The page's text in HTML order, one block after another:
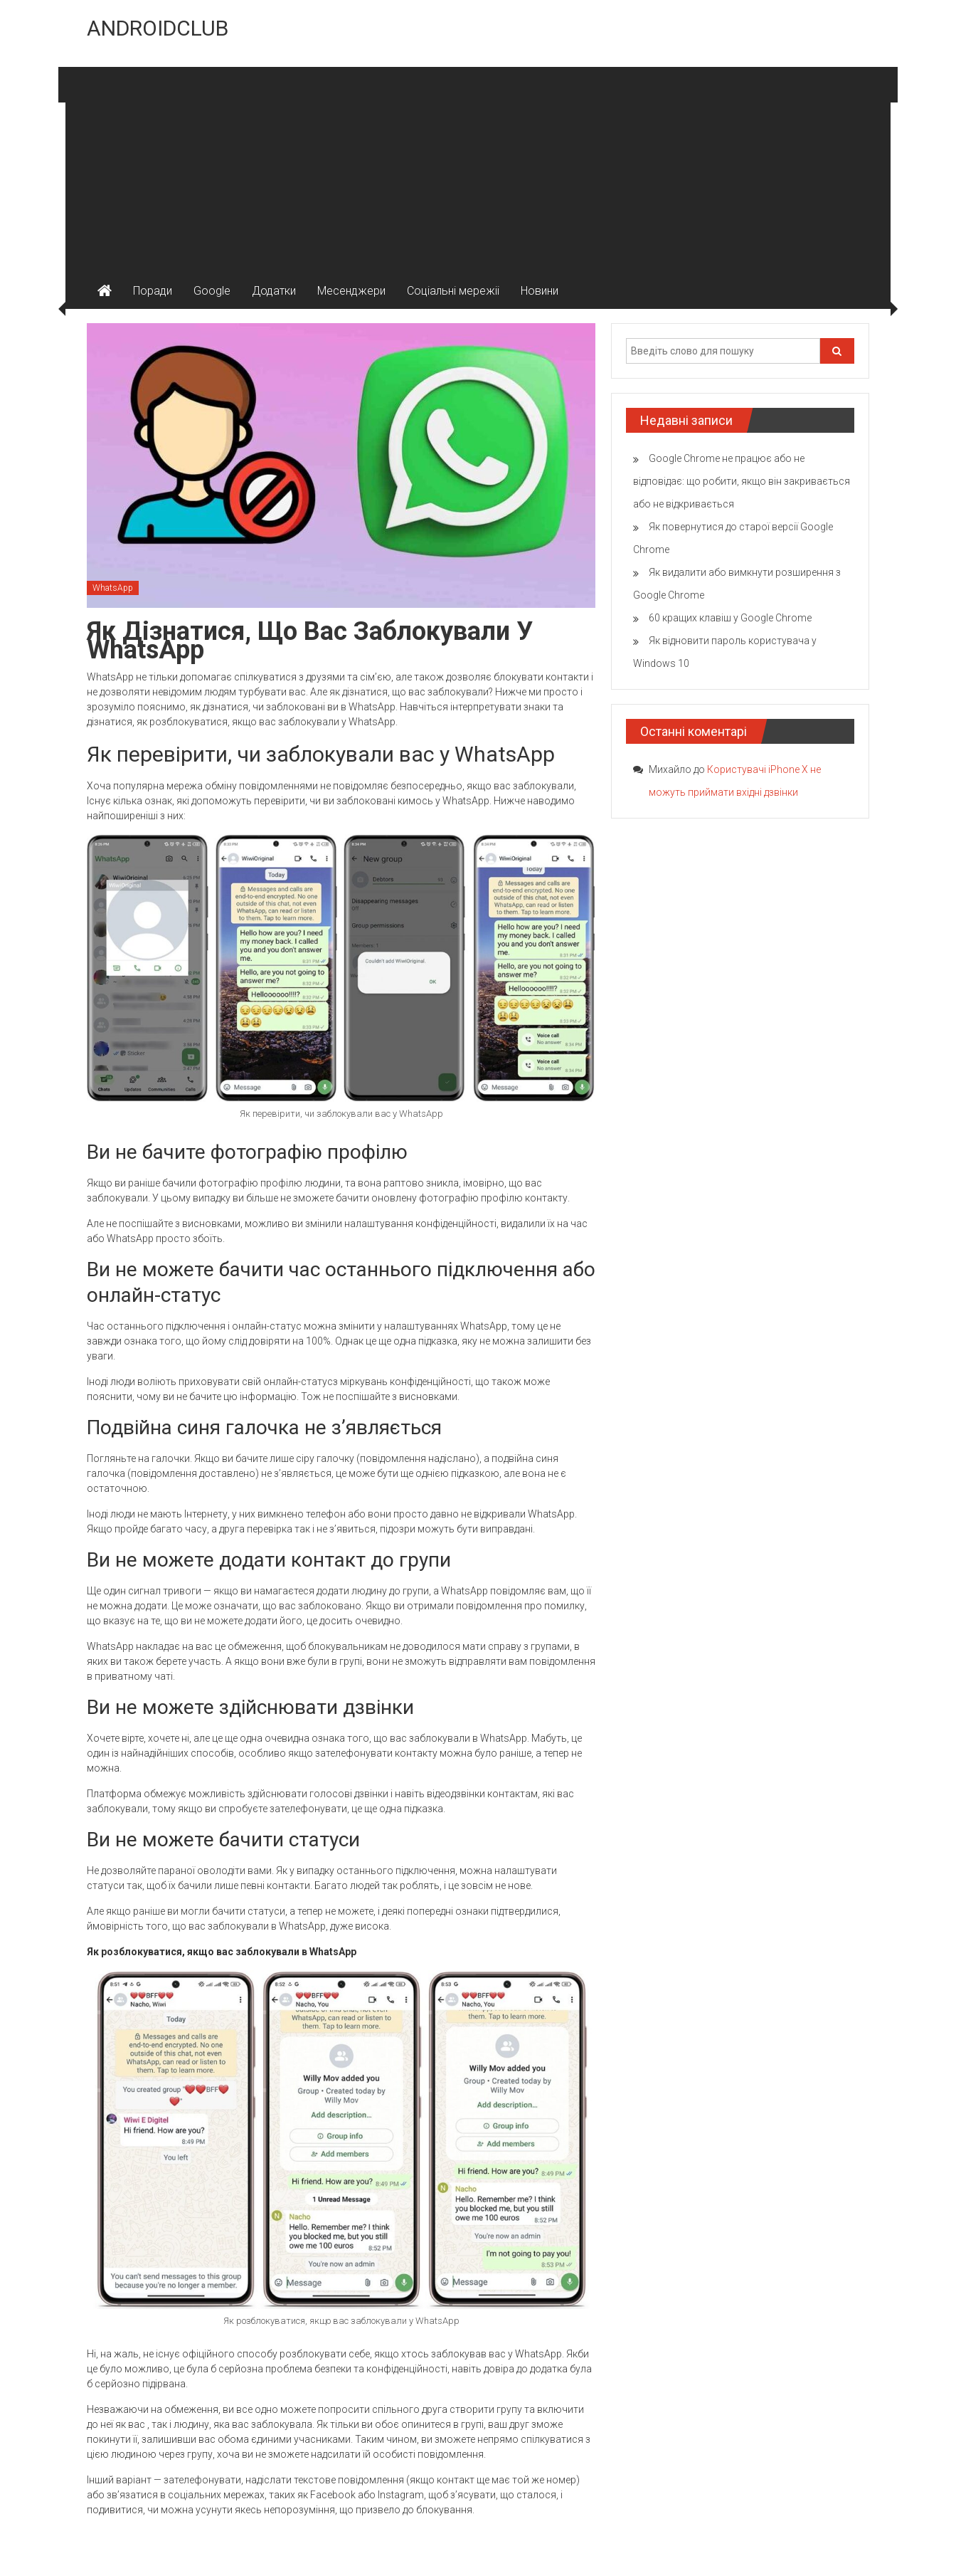
contentANDROIDCLUB
Поради Google Додатки Месенджери Соціальні мережіі Новини
WhatsApp
Як Дізнатися, Що Вас Заблокували У
WhatsApp
WhatsApp не тільки допомагає спілкуватися з друзями та сім’єю, але також дозволяє блокувати контакти і
не дозволяти невідомим людям турбувати вас. Але як дізнатися, що вас заблокували? Нижче ми просто і
зрозуміло пояснимо, як дізнатися, чи заблоковані ви в WhatsApp. Навчіться інтерпретувати знаки та
дізнатися, як розблокуватися, якщо вас заблокували у WhatsApp.
Як перевірити, чи заблокували вас у WhatsApp
Хоча популярна мережа обміну повідомленнями не повідомляє безпосередньо, якщо вас заблокували,
Існує кілька ознак, які допоможуть перевірити, чи ви заблоковані кимось у WhatsApp. Нижче наводимо
найпоширеніші з них:
Як перевірити, чи заблокували вас у WhatsApp
Ви не бачите фотографію профілю
Якщо ви раніше бачили фотографію профілю людини, та вона раптово зникла, імовірно, що вас
заблокували. У цьому випадку ви більше не зможете бачити оновлену фотографію профілю контакту.
Але не поспішайте з висновками, можливо ви змінили налаштування конфіденційності, видалили їх на час
або WhatsApp просто збоїть.
Ви не можете бачити час останнього підключення або
онлайн-статус
Час останнього підключення і онлайн-статус можна змінити у налаштуваннях WhatsApp, тому це не
завжди ознака того, що йому слід довіряти на 100%. Однак це ще одна підказка, яку не можна залишити без
уваги.
Іноді люди воліють приховувати свій онлайн-статусз міркувань конфіденційності, що також може
пояснити, чому ви не бачите цю інформацію. Тож не поспішайте з висновками.
Подвійна синя галочка не з’являється
Погляньте на галочки. Якщо ви бачите лише сіру галочку (повідомлення надіслано), а подвійна синя
галочка (повідомлення доставлено) не з’являється, це може бути ще однією підказкою, але вона не є
остаточною.
Іноді люди не мають Інтернету, у них вимкнено телефон або вони просто давно не відкривали WhatsApp.
Якщо пройде багато часу, а друга перевірка так і не з’явиться, підозри можуть бути виправдані.
Ви не можете додати контакт до групи
Ще один сигнал тривоги — якщо ви намагаєтеся додати людину до групи, а WhatsApp повідомляє вам, що її
не можна додати. Це може означати, що вас заблоковано. Якщо ви отримали повідомлення про помилку,
що вказує на те, що ви не можете додати його, це досить очевидно.
WhatsApp накладає на вас це обмеження, щоб блокувальникам не доводилося мати справу з групами, в
яких ви також берете участь. А якщо вони вже були в групі, вони не зможуть відправляти вам повідомлення
в приватному чаті.
Ви не можете здійснювати дзвінки
Хочете вірте, хочете ні, але це ще одна очевидна ознака того, що вас заблокували в WhatsApp. Мабуть, це
один із найнадійніших способів, особливо якщо зателефонувати контакту можна було раніше, а тепер не
можна.
Платформа обмежує можливість здійснювати голосові дзвінки і навіть відеодзвінки контактам, які вас
заблокували, тому якщо ви спробуєте зателефонувати, це ще одна підказка.
Ви не можете бачити статуси
Не дозволяйте параної оволодіти вами. Як у випадку останнього підключення, можна налаштувати
статуси так, щоб їх бачили лише певні контакти. Багато людей так роблять, і це зовсім не нове.
Але якщо раніше ви могли бачити статуси, а тепер не можете, і деякі попередні ознаки підтвердилися,
ймовірність того, що вас заблокували в WhatsApp, дуже висока.
Як розблокуватися, якщо вас заблокували в WhatsApp
Як розблокуватися, якщо вас заблокували у WhatsApp
Ні, на жаль, не існує офіційного способу розблокувати себе, якщо хтось заблокував вас у WhatsApp. Якби
це було можливо, це була б серйозна проблема безпеки та конфіденційності, навіть довіра до додатка була
б серйозно підірвана.
Незважаючи на обмеження, ви все одно можете попросити спільного друга створити групу та включити
до неї як вас , так і людину, яка вас заблокувала. Як тільки ви обоє опинитеся в групі, ваш друг зможе
покинути її, залишивши вас обома єдиними учасниками. Таким чином, ви зможете непрямо спілкуватися з
цією людиною через групу, хоча ви не зможете надсилати їй особисті повідомлення.
Інший варіант — зателефонувати, надіслати текстове повідомлення (якщо контакт ще має той же номер)
або зв’язатися в соціальних мережах, таких як Facebook або Instagram, щоб з’ясувати, що сталося, і
подивитися, чи можна усунути якесь непорозуміння, що призвело до блокування.
Недавні записи
Google Chrome не працює або не
відповідає: що робити, якщо він закривається
або не відкривається
Як повернутися до старої версії Google
Chrome
Як видалити або вимкнути розширення з
Google Chrome
60 кращих клавіш у Google Chrome
Як відновити пароль користувача у
Windows 10
Останні коментарі
Михайло до Користувачі iPhone X не
можуть приймати вхідні дзвінки